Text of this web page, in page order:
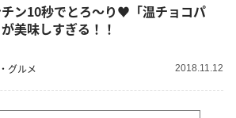
チン10秒でとろ～り♥「温チョコパ
美味しすぎる！！
グルメ 2018.11.12